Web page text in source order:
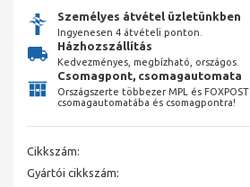
Személyes átvétel üzletünkben
Ingyenesen 4 átvételi ponton.
Házhozszállítás
Kedvezményes, megbízható, országos.
Csomagpont, csomagautomata
Országszerte többezer MPL és FOXPOST
csomagautomatába és csomagpontra!
Cikkszám:
Gyártói cikkszám: